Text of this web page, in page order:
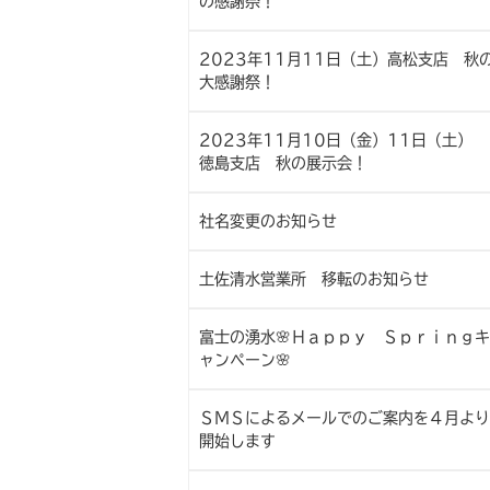
2023年11月11日（土）高松支店 秋
大感謝祭！
2023年11月10日（金）11日（土）
徳島支店 秋の展示会！
社名変更のお知らせ
土佐清水営業所 移転のお知らせ
富士の湧水🌸Ｈａｐｐｙ Ｓｐｒｉｎｇキ
ャンペーン🌸
ＳＭＳによるメールでのご案内を４月より
開始します